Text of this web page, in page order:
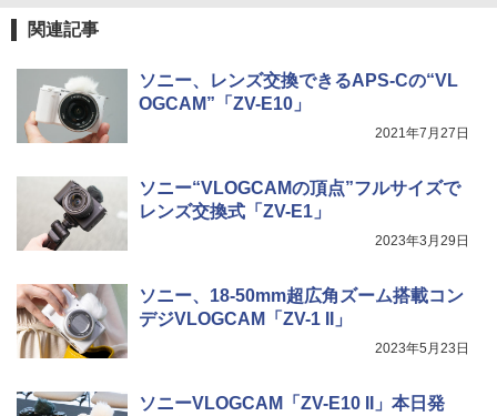
関連記事
ソニー、レンズ交換できるAPS-Cの“VL
OGCAM”「ZV-E10」
2021年7月27日
ソニー“VLOGCAMの頂点”フルサイズで
レンズ交換式「ZV-E1」
2023年3月29日
ソニー、18-50mm超広角ズーム搭載コン
デジVLOGCAM「ZV-1 II」
2023年5月23日
ソニーVLOGCAM「ZV-E10 II」本日発